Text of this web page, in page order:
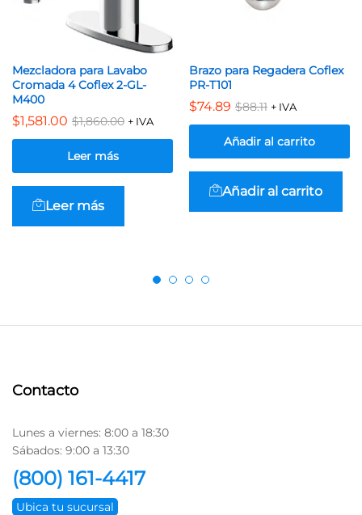
Mezcladora para Lavabo
Cromada 4 Coflex 2-GL-
M400
$1,581.00 $1,860.00 + IVA
Leer más
Leer más
Brazo para Regadera Coflex
PR-T101
$74.89 $88.11 + IVA
Añadir al carrito
Añadir al carrito
Contacto
Lunes a viernes: 8:00 a 18:30
Sábados: 9:00 a 13:30
(800) 161-4417
Ubica tu sucursal